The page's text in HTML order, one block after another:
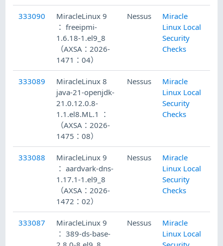
333090
MiracleLinux 9
： freeipmi-
1.6.18-1.el9_8
（AXSA：2026-
1471：04）
Nessus
Miracle
Linux Local
Security
Checks
333089
MiracleLinux 8
java-21-openjdk-
21.0.12.0.8-
1.1.el8.ML.1 ：
（AXSA：2026-
1475：08）
Nessus
Miracle
Linux Local
Security
Checks
333088
MiracleLinux 9
： aardvark-dns-
1.17.1-1.el9_8
（AXSA：2026-
1472：02）
Nessus
Miracle
Linux Local
Security
Checks
333087
MiracleLinux 9
： 389-ds-base-
Nessus
Miracle
Linux Local